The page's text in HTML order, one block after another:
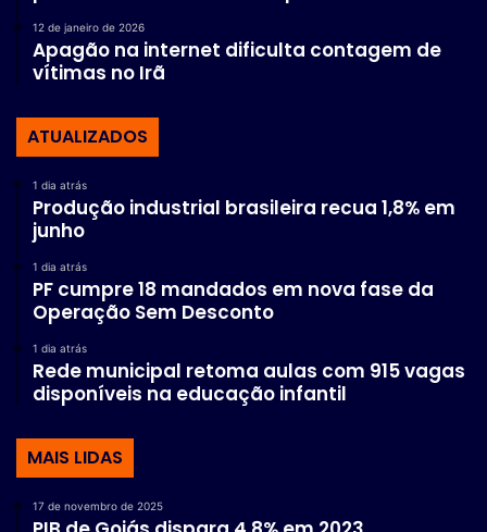
12 de janeiro de 2026
Apagão na internet dificulta contagem de
vítimas no Irã
ATUALIZADOS
1 dia atrás
Produção industrial brasileira recua 1,8% em
junho
1 dia atrás
PF cumpre 18 mandados em nova fase da
Operação Sem Desconto
1 dia atrás
Rede municipal retoma aulas com 915 vagas
disponíveis na educação infantil
MAIS LIDAS
17 de novembro de 2025